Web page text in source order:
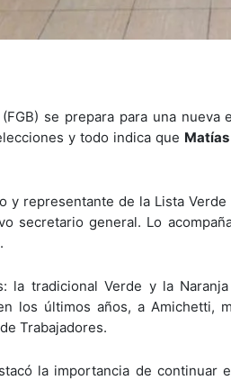
se prepara para una nueva
y todo indica que
y representante de la Lista
secretario general. Lo
la tradicional Verde y la
los últimos años, a
Trabajadores.
la importancia de continuar